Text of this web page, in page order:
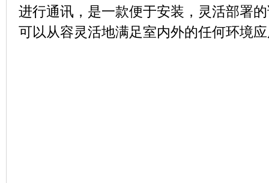
进行通讯，是一款便于安装，灵活部署
可以从容灵活地满足室内外的任何环境